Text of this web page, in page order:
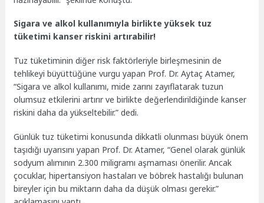
Sigara ve alkol kullanımıyla birlikte yüksek tuz
tüketimi kanser riskini artırabilir!
Tuz tüketiminin diğer risk faktörleriyle birleşmesinin de
tehlikeyi büyüttüğüne vurgu yapan Prof. Dr. Aytaç Atamer,
“Sigara ve alkol kullanımı, mide zarını zayıflatarak tuzun
olumsuz etkilerini artırır ve birlikte değerlendirildiğinde kanser
riskini daha da yükseltebilir.” dedi.
Günlük tuz tüketimi konusunda dikkatli olunması büyük önem
taşıdığı uyarısını yapan Prof. Dr. Atamer, “Genel olarak günlük
sodyum alımının 2.300 miligramı aşmaması önerilir. Ancak
çocuklar, hipertansiyon hastaları ve böbrek hastalığı bulunan
bireyler için bu miktarın daha da düşük olması gerekir.”